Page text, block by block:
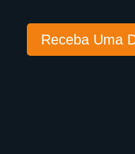
Receba Uma